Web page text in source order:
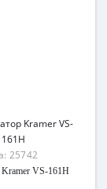
25742
VS-161H